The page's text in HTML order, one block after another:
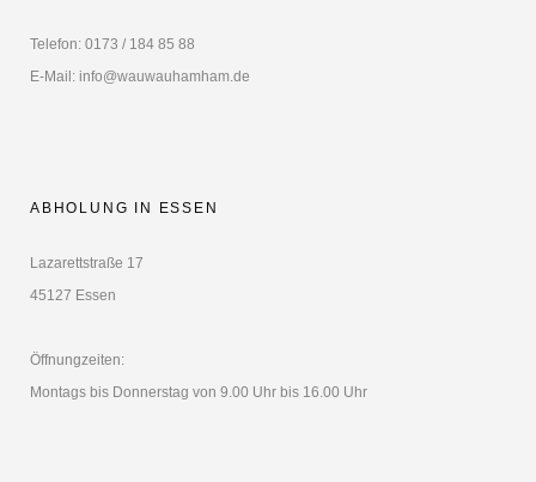
Telefon: 0173 / 184 85 88
E-Mail: info@wauwauhamham.de
ABHOLUNG IN ESSEN
Lazarettstraße 17
45127 Essen
Öffnungzeiten:
Montags bis Donnerstag von 9.00 Uhr bis 16.00 Uhr